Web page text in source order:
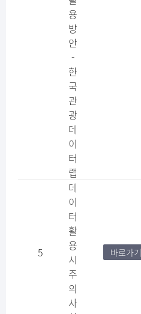
용
방
안
-
한
국
관
광
데
이
터
랩
5
데
이
터
활
용
시
주
의
사
바로가기